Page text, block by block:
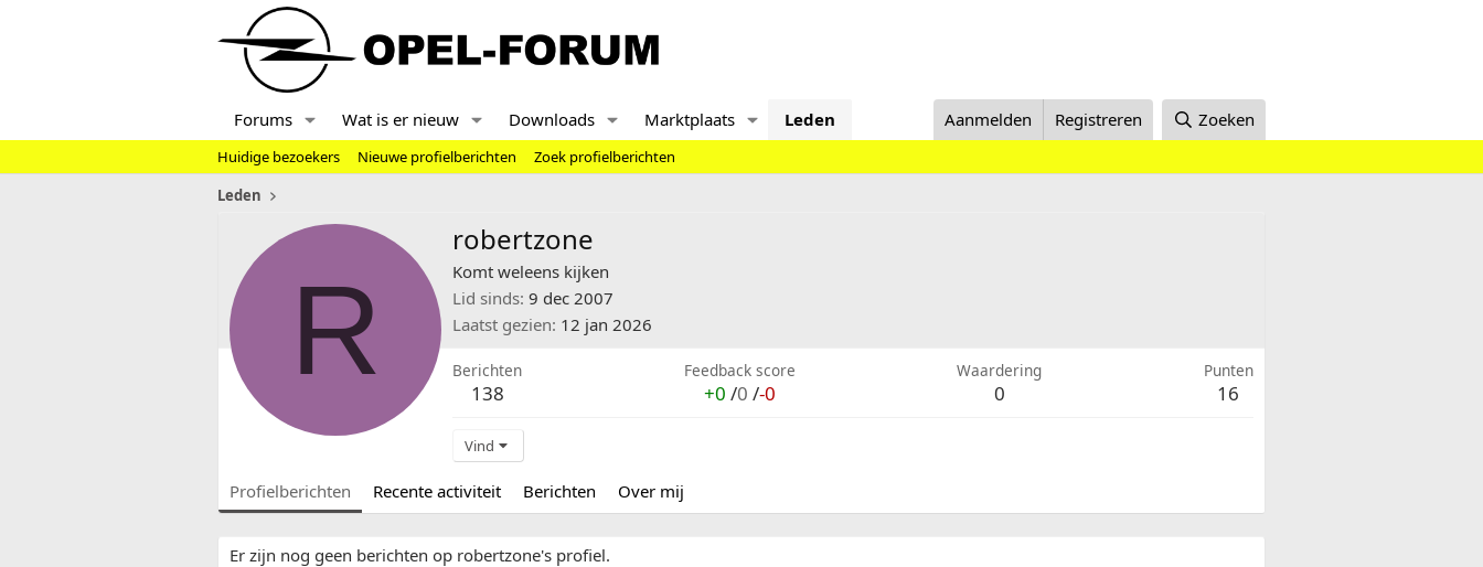
Forums Wat is er nieuw Downloads Marktplaats Leden Aanmelden Registreren Zoeken
Huidige bezoekers Nieuwe profielberichten
Zoek profielberichten
Leden
R
robertzone
Komt weleens kijken
Lid sinds 9 dec 2007
Laatst gezien 12 jan 2026
Berichten
138
Feedback score
+0 /0 /-0
Waardering
0
Punten
16
Vind
Profielberichten Recente activiteit Berichten Over mij
Er zijn nog geen berichten op robertzone's profiel.